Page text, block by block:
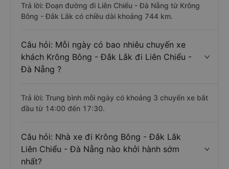
Trả lời: Đoạn đường đi Liên Chiểu - Đà Nẵng từ Krông
Bông - Đắk Lắk có chiều dài khoảng 744 km.
Câu hỏi: Mỗi ngày có bao nhiêu chuyến xe
khách Krông Bông - Đắk Lắk đi Liên Chiểu -
Đà Nẵng ?
Trả lời: Trung bình mỗi ngày có khoảng 3 chuyến xe bắt
đầu từ 14:00 đến 17:30.
Câu hỏi: Nhà xe đi Krông Bông - Đắk Lắk
Liên Chiểu - Đà Nẵng nào khởi hành sớm
nhất?